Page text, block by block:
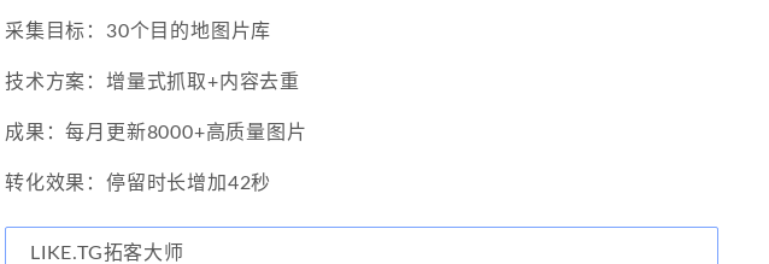
采集目标：30个目的地图片库
技术方案：增量式抓取+内容去重
成果：每月更新8000+高质量图片
转化效果：停留时长增加42秒
LIKE.TG拓客大师